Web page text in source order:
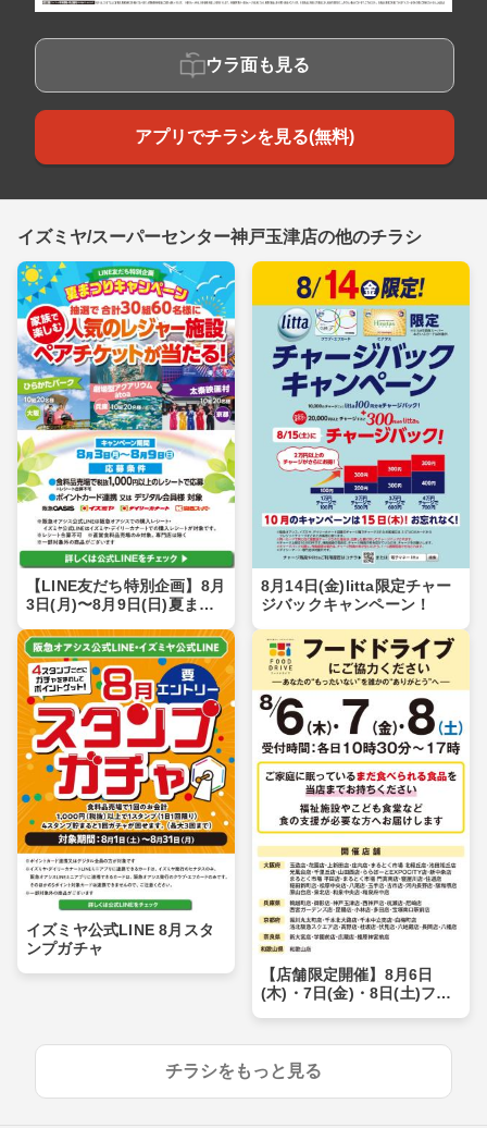
ウラ面も見る
アプリでチラシを見る(無料)
イズミヤ/スーパーセンター神戸玉津店の他のチラシ
【LINE友だち特別企画】8月
3日(月)〜8月9日(日)夏まつ
8月14日(金)litta限定チャー
ジバックキャンペーン！
イズミヤ公式LINE 8月スタ
ンプガチャ
【店舗限定開催】8月6日
(木)・7日(金)・8日(土)フー
チラシをもっと見る